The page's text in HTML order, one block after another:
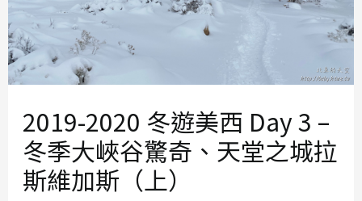
2019-2020 冬遊美西 Day 3 –
冬季大峽谷驚奇、天堂之城拉
斯維加斯（上）